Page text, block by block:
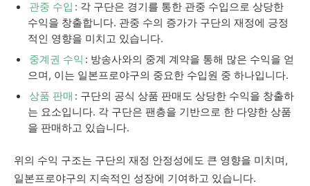
관중 수입 : 각 구단은 경기를 통한 관중 수입으로 상당한
수익을 창출합니다. 관중 수의 증가가 구단의 재정에 긍정
적인 영향을 미치고 있습니다.
중계권 수익 : 방송사와의 중계 계약을 통해 많은 수익을 얻
으며, 이는 일본프로야구의 중요한 수입원 중 하나입니다.
상품 판매 : 구단의 공식 상품 판매도 상당한 수익을 창출하
는 요소입니다. 각 구단은 팬층을 기반으로 한 다양한 상품
을 판매하고 있습니다.
위의 수익 구조는 구단의 재정 안정성에도 큰 영향을 미치며,
일본프로야구의 지속적인 성장에 기여하고 있습니다.